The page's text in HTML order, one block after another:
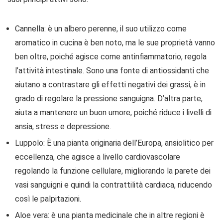
Cannella: è un albero perenne, il suo utilizzo come
aromatico in cucina è ben noto, ma le sue proprietà vanno
ben oltre, poiché agisce come antinfiammatorio, regola
l’attività intestinale. Sono una fonte di antiossidanti che
aiutano a contrastare gli effetti negativi dei grassi, è in
grado di regolare la pressione sanguigna. D’altra parte,
aiuta a mantenere un buon umore, poiché riduce i livelli di
ansia, stress e depressione.
Luppolo: È una pianta originaria dell’Europa, ansiolitico per
eccellenza, che agisce a livello cardiovascolare
regolando la funzione cellulare, migliorando la parete dei
vasi sanguigni e quindi la contrattilità cardiaca, riducendo
così le palpitazioni.
Aloe vera: è una pianta medicinale che in altre regioni è